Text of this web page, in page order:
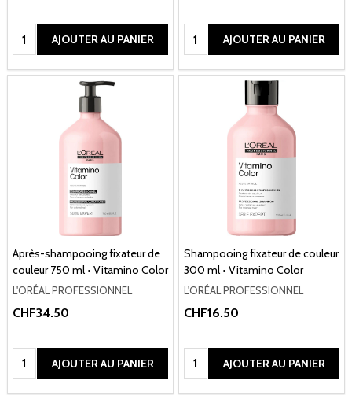
Quantité:AJOUTER AU PANIER Quantité:AJOUTER AU PANIER
Après-shampooing fixateur de
couleur 750 ml • Vitamino Color
L'ORÉAL PROFESSIONNEL
CHF34.50
Quantité:AJOUTER AU PANIER
Shampooing fixateur de couleur
300 ml • Vitamino Color
L'ORÉAL PROFESSIONNEL
CHF16.50
Quantité:AJOUTER AU PANIER